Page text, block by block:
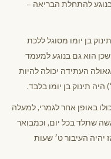
להתחלת הבריאה –
בן יומו מסוגל ללכת
שכן הוא גם בנוגע למעמד
העתידה יכולה להיות
תינוק בן יומו בלבד.
באופן אחר לגמרי, למעלה
שתלד בכל יום, וכמבואר
העיבור ט׳ שעות